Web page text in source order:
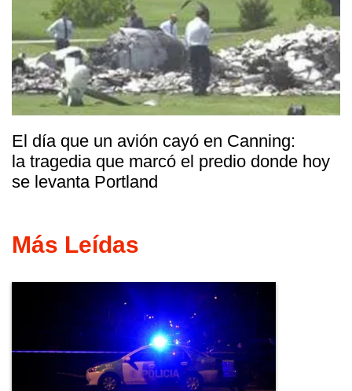
El día que un avión cayó en Canning:
la tragedia que marcó el predio donde hoy
se levanta Portland
Más Leídas